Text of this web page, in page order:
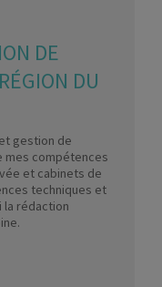
DE
DU
gestion de
mes compétences
et cabinets de
techniques et
la rédaction